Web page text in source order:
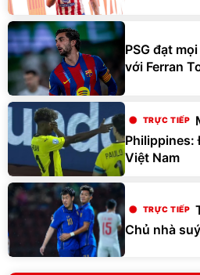
PSG đạt
với Ferran
Philippines:
Việt Nam
Chủ nhà